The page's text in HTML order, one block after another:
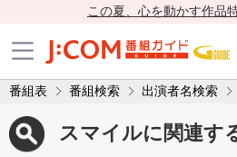
この夏、心を動かす作品
番組表 番組検索 出演者名検索
スマイルに関連す